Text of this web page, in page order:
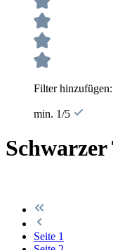
Filter
min. 1/5
Schwarzer
Seite 1